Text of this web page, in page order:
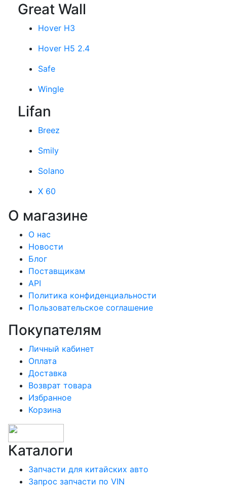
Great Wall
Hover H3
Hover H5 2.4
Safe
Wingle
Lifan
Breez
Smily
Solano
X 60
О магазине
О нас
Новости
Блог
Поставщикам
API
Политика конфиденциальности
Пользовательское соглашение
Покупателям
Личный кабинет
Оплата
Доставка
Возврат товара
Избранное
Корзина
Каталоги
Запчасти для китайских авто
Запрос запчасти по VIN